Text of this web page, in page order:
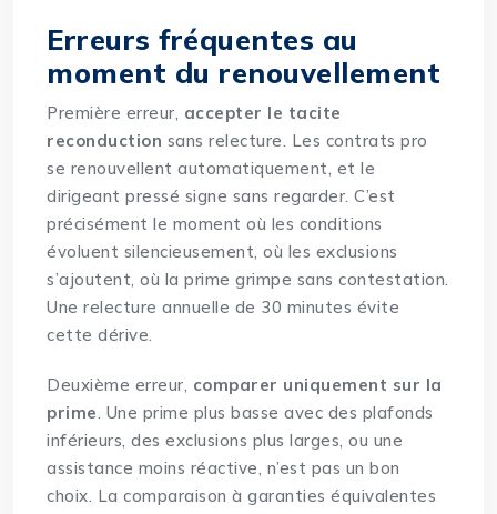
Erreurs fréquentes au
moment du renouvellement
Première erreur, accepter le tacite
reconduction sans relecture. Les contrats pro
se renouvellent automatiquement, et le
dirigeant pressé signe sans regarder. C’est
précisément le moment où les conditions
évoluent silencieusement, où les exclusions
s’ajoutent, où la prime grimpe sans contestation.
Une relecture annuelle de 30 minutes évite
cette dérive.
Deuxième erreur, comparer uniquement sur la
prime. Une prime plus basse avec des plafonds
inférieurs, des exclusions plus larges, ou une
assistance moins réactive, n’est pas un bon
choix. La comparaison à garanties équivalentes